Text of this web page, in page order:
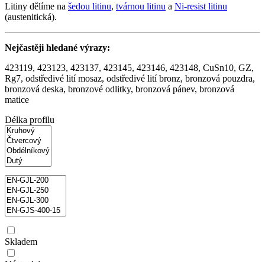
Litiny dělíme na šedou litinu, tvárnou litinu a Ni-resist litinu
(austenitická).
Nejčastěji hledané výrazy:
423119, 423123, 423137, 423145, 423146, 423148, CuSn10, GZ,
Rg7, odstředivé lití mosaz, odstředivé lití bronz, bronzová pouzdra,
bronzová deska, bronzové odlitky, bronzová pánev, bronzová
matice
Délka profilu
Skladem